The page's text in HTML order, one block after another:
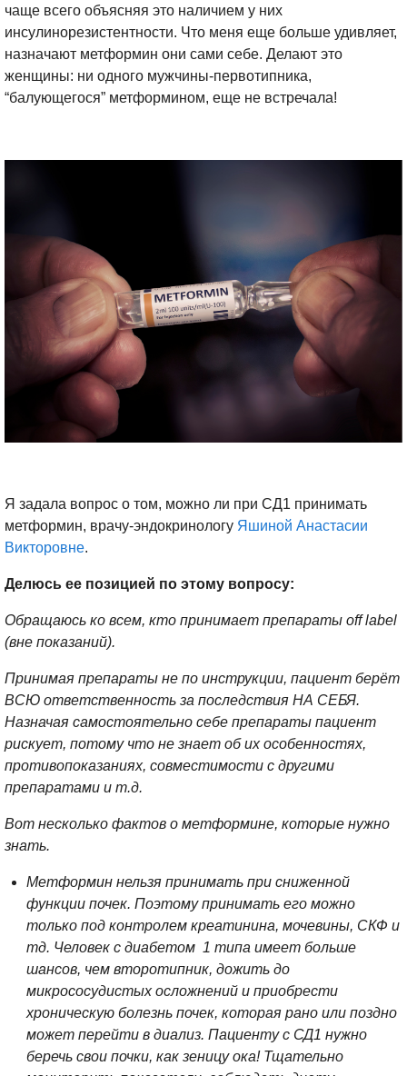
чаще всего объясняя это наличием у них
инсулинорезистентности. Что меня еще больше удивляет,
назначают метформин они сами себе. Делают это
женщины: ни одного мужчины-первотипника,
“балующегося” метформином, еще не встречала!
Я задала вопрос о том, можно ли при СД1 принимать
метформин, врачу-эндокринологу Яшиной Анастасии
Викторовне.
Делюсь ее позицией по этому вопросу:
Обращаюсь ко всем, кто принимает препараты off label
(вне показаний).
Принимая препараты не по инструкции, пациент берёт
ВСЮ ответственность за последствия НА СЕБЯ.
Назначая самостоятельно себе препараты пациент
рискует, потому что не знает об их особенностях,
противопоказаниях, совместимости с другими
препаратами и т.д.
Вот несколько фактов о метформине, которые нужно
знать.
Метформин нельзя принимать при сниженной
функции почек. Поэтому принимать его можно
только под контролем креатинина, мочевины, СКФ и
тд. Человек с диабетом 1 типа имеет больше
шансов, чем второтипник, дожить до
микрососудистых осложнений и приобрести
хроническую болезнь почек, которая рано или поздно
может перейти в диализ. Пациенту с СД1 нужно
беречь свои почки, как зеницу ока! Тщательно